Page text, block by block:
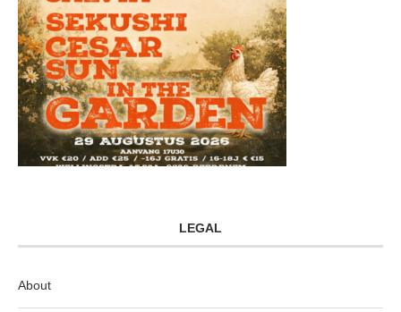
LEGAL
About